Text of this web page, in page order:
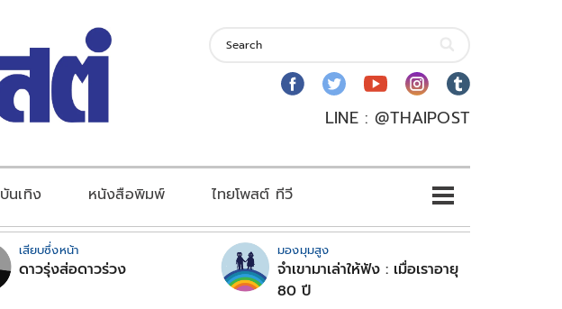
LINE : @THAIPOST
บันเทิง หนังสือพิมพ์ ไทยโพสต์ ทีวี
เสียบซึ่งหน้า
ดาวรุ่งส่อดาวร่วง
มองมุมสูง
จำเขามาเล่าให้ฟัง : เมื่อเราอายุ
80 ปี